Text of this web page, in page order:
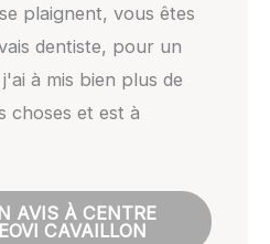
plaignent, vous êtes
dentiste, pour un
à mis bien plus de
choses et est à
AVIS À CENTRE
CAVAILLON